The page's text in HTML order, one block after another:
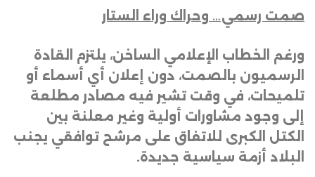
صمت رسمي… وحراك وراء الستار
ورغم الخطاب الإعلامي الساخن، يلتزم القادة
الرسميون بالصمت، دون إعلان أي أسماء أو
تلميحات، في وقت تشير فيه مصادر مطلعة
إلى وجود مشاورات أولية وغير معلنة بين
الكتل الكبرى للاتفاق على مرشح توافقي يجنب
البلاد أزمة سياسية جديدة.